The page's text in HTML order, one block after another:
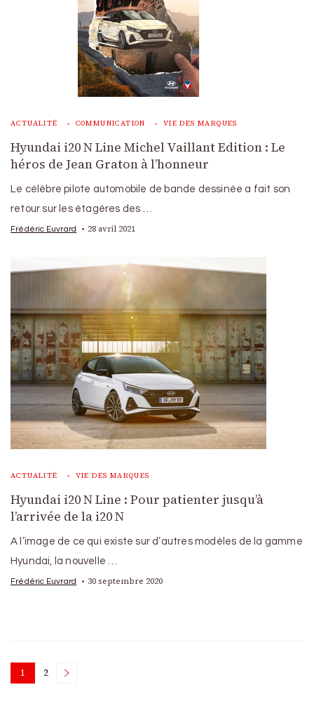
ACTUALITÉ COMMUNICATION VIE DES MARQUES
Hyundai i20 N Line Michel Vaillant Edition : Le
héros de Jean Graton à l’honneur
Le célèbre pilote automobile de bande dessinée a fait son
retour sur les étagères des …
Frédéric Euvrard 28 avril 2021
ACTUALITÉ VIE DES MARQUES
Hyundai i20 N Line : Pour patienter jusqu’à
l’arrivée de la i20 N
A l’image de ce qui existe sur d’autres modèles de la gamme
Hyundai, la nouvelle …
Frédéric Euvrard 30 septembre 2020
Posts
Page
1 Page
2